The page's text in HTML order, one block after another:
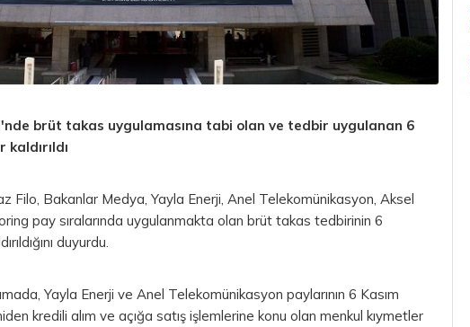
brüt takas uygulamasına tabi olan ve tedbir uygulanan 6
Filo, Bakanlar Medya, Yayla Enerji, Anel Telekomünikasyon, Aksel
pay sıralarında uygulanmakta olan brüt takas tedbirinin 6
duyurdu.
Yayla Enerji ve Anel Telekomünikasyon paylarının 6 Kasım
kredili alım ve açığa satış işlemlerine konu olan menkul kıymetler